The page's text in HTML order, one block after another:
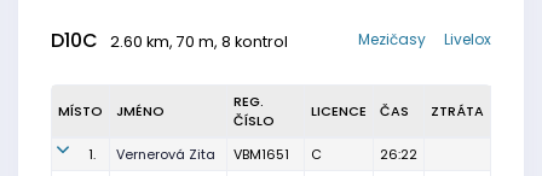
D10C 2.60 km, 70 m, 8 kontrol Livelox
Mezičasy
MÍSTO JMÉNO
REG.
ČÍSLO
LICENCE ČAS ZTRÁTA
1. Vernerová Zita VBM1651 C 26:22